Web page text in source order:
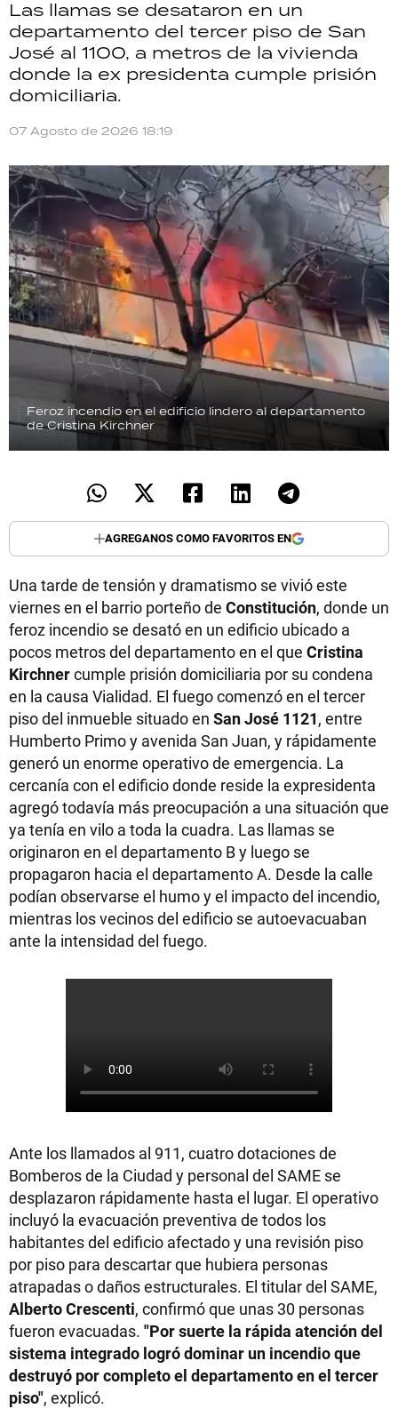
Las llamas se desataron en un
departamento del tercer piso de San
José al 1100, a metros de la vivienda
donde la ex presidenta cumple prisión
domiciliaria.
07 Agosto de 2026 18:19
Feroz incendio en el edificio lindero al departamento
de Cristina Kirchner
AGREGANOS COMO FAVORITOS EN
Una tarde de tensión y dramatismo se vivió este
viernes en el barrio porteño de Constitución, donde un
feroz incendio se desató en un edificio ubicado a
pocos metros del departamento en el que Cristina
Kirchnercumple prisión domiciliaria por su condena
en la causa Vialidad. El fuego comenzó en el tercer
piso del inmueble situado en San José 1121, entre
Humberto Primo y avenida San Juan, y rápidamente
generó un enorme operativo de emergencia. La
cercanía con el edificio donde reside la expresidenta
agregó todavía más preocupación a una situación que
ya tenía en vilo a toda la cuadra. Las llamas se
originaron en el departamento B y luego se
propagaron hacia el departamento A. Desde la calle
podían observarse el humo y el impacto del incendio,
mientras los vecinos del edificio se autoevacuaban
ante la intensidad del fuego.
Ante los llamados al 911, cuatro dotaciones de
Bomberos de la Ciudad y personal del SAME se
desplazaron rápidamente hasta el lugar. El operativo
incluyó la evacuación preventiva de todos los
habitantes del edificio afectado y una revisión piso
por piso para descartar que hubiera personas
atrapadas o daños estructurales. El titular del SAME,
Alberto Crescenti, confirmó que unas 30 personas
fueron evacuadas. "Por suerte la rápida atención del
sistema integrado logró dominar un incendio que
destruyó por completo el departamento en el tercer
piso", explicó.